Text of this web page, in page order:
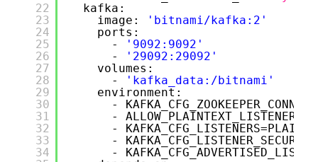
22
23
24
25
26
27
28
29
30
31
32
33
34
kafka:
image:
'bitnami/kafka:2'
ports:
-
'9092:9092'
-
'29092:29092'
volumes:
-
'kafka_data:/bitnami'
environment:
-
- ALLOW_PLAINTEXT_LISTENER=
-
-
-